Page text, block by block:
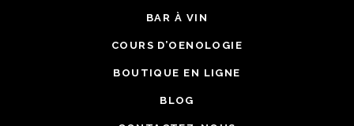
BAR À VIN
COURS D’OENOLOGIE
BOUTIQUE EN LIGNE
BLOG